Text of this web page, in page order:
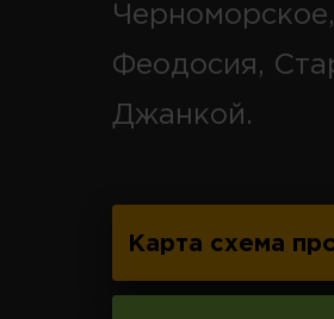
Феодосия,
Джанкой.
Карта схема